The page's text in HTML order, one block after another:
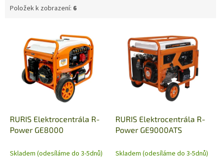
Položek k zobrazení: 6
RURIS Elektrocentrála R-
Power GE8000
Skladem (odesíláme do 3-5dnů)
RURIS Elektrocentrála R-
Power GE9000ATS
Skladem (odesíláme do 3-5dnů)